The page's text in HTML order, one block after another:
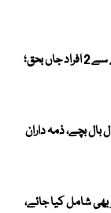
بارشوں کی تباہی؛ قصور میں چھتیں گرنے سے 2 افراد جاں بحق؛
سے بال بال بچے، ذمہ داران
شامل کیا جائے،